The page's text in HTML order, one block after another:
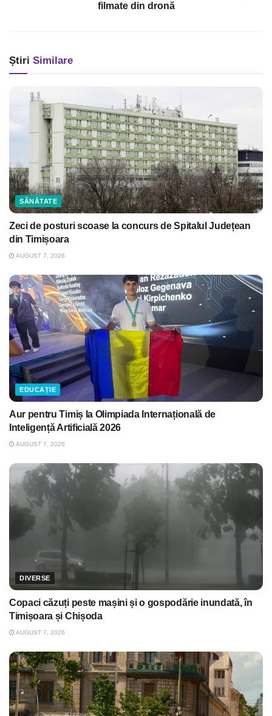
filmate din dronă
Știri Similare
SĂNĂTATE
Zeci de posturi scoase la concurs de Spitalul Județean
din Timișoara
AUGUST 7, 2026
EDUCAȚIE
Aur pentru Timiș la Olimpiada Internațională de
Inteligență Artificială 2026
AUGUST 7, 2026
DIVERSE
Copaci căzuți peste mașini și o gospodărie inundată, în
Timișoara și Chișoda
AUGUST 7, 2026